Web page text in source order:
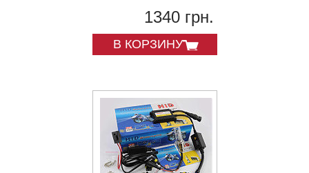
1340 грн.
В КОРЗИНУ